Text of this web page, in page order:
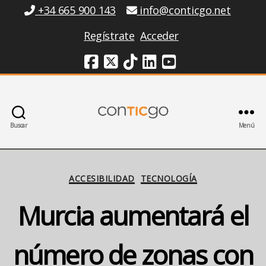
Información
+34 665 900 143
info@conticgo.net
Regístrate Acceder
Redes Sociales
Buscar Menú
Categorías
ACCESIBILIDAD TECNOLOGÍA
Murcia aumentará el
número de zonas con